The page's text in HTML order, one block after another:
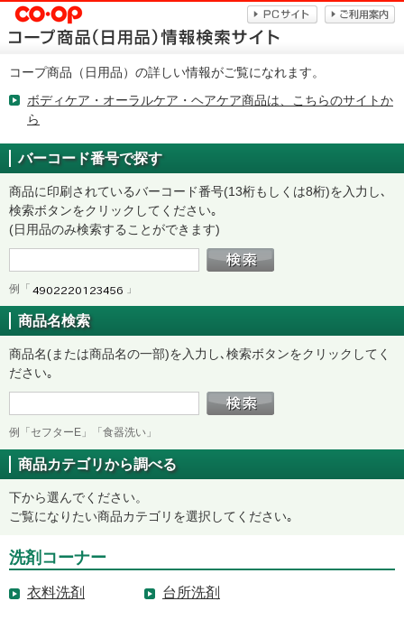
コープ商品（日用品）の詳しい情報がご覧になれます。
ボディケア・オーラルケア・ヘアケア商品は、こちらのサイトか
ら
バーコード番号で探す
商品に印刷されているバーコード番号(13桁もしくは8桁)を入力し､
検索ボタンをクリックしてください｡
(日用品のみ検索することができます)
例「 」
商品名検索
商品名(または商品名の一部)を入力し､検索ボタンをクリックしてく
ださい｡
例「セフターE」「食器洗い」
商品カテゴリから調べる
下から選んでください。
ご覧になりたい商品カテゴリを選択してください｡
洗剤コーナー
衣料洗剤 台所洗剤